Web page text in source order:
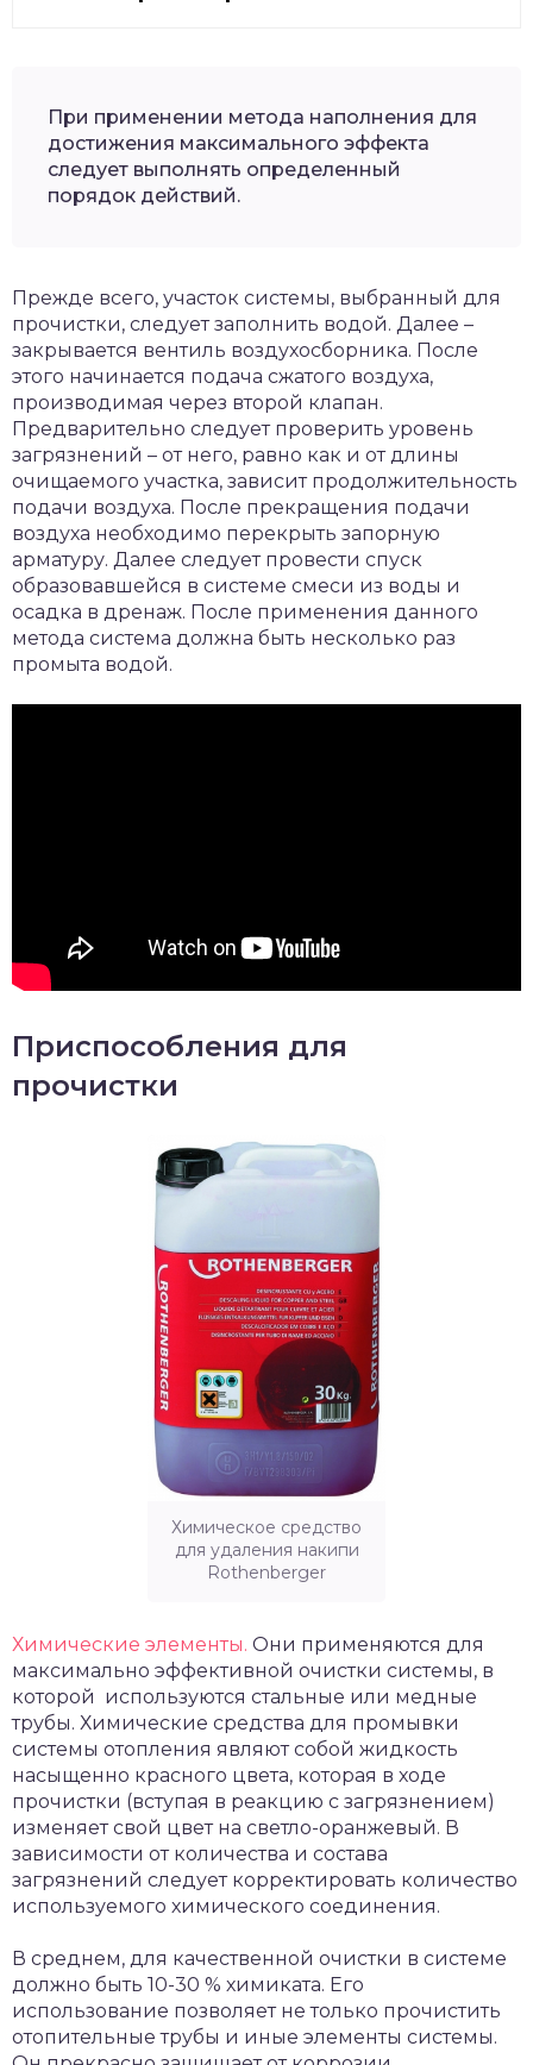
При применении метода наполнения для
достижения максимального эффекта
следует выполнять определенный
порядок действий.
Прежде всего, участок системы, выбранный для
прочистки, следует заполнить водой. Далее –
закрывается вентиль воздухосборника. После
этого начинается подача сжатого воздуха,
производимая через второй клапан.
Предварительно следует проверить уровень
загрязнений – от него, равно как и от длины
очищаемого участка, зависит продолжительность
подачи воздуха. После прекращения подачи
воздуха необходимо перекрыть запорную
арматуру. Далее следует провести спуск
образовавшейся в системе смеси из воды и
осадка в дренаж. После применения данного
метода система должна быть несколько раз
промыта водой.
Приспособления для
прочистки
Химическое средство
для удаления накипи
Rothenberger
Химические элементы. Они применяются для
максимально эффективной очистки системы, в
которой используются стальные или медные
трубы. Химические средства для промывки
системы отопления являют собой жидкость
насыщенно красного цвета, которая в ходе
прочистки (вступая в реакцию с загрязнением)
изменяет свой цвет на светло-оранжевый. В
зависимости от количества и состава
загрязнений следует корректировать количество
используемого химического соединения.
В среднем, для качественной очистки в системе
должно быть 10-30 % химиката. Его
использование позволяет не только прочистить
отопительные трубы и иные элементы системы.